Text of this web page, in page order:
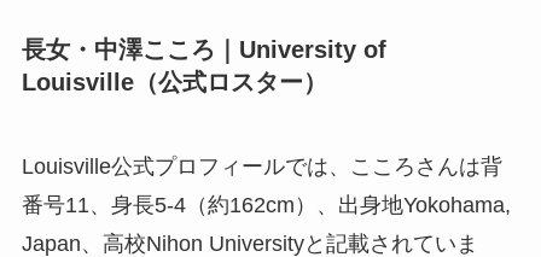
長女・中澤こころ｜University of
Louisville（公式ロスター）
Louisville公式プロフィールでは、こころさんは背
番号11、身長5-4（約162cm）、出身地Yokohama,
Japan、高校Nihon Universityと記載されていま